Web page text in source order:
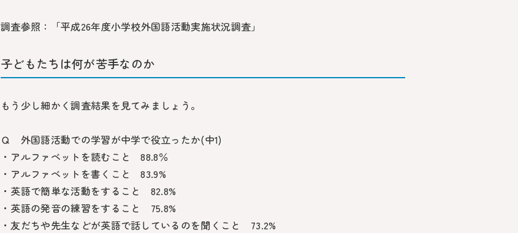
調査参照：「平成26年度小学校外国語活動実施状況調査」
子どもたちは何が苦手なのか
もう少し細かく調査結果を見てみましょう。
Ｑ 外国語活動での学習が中学で役立ったか(中1)
・アルファベットを読むこと 88.8％
・アルファベットを書くこと 83.9%
・英語で簡単な活動をすること 82.8%
・英語の発音の練習をすること 75.8%
・友だちや先生などが英語で話しているのを聞くこと 73.2%